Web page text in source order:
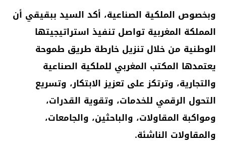
وبخصوص الملكية الصناعية، أكد السيد ببقيقي أن
المملكة المغربية تواصل تنفيذ استراتيجيتها
الوطنية من خلال تنزيل خارطة طريق طموحة
يعتمدها المكتب المغربي للملكية الصناعية
والتجارية، وترتكز على تعزيز الابتكار، وتسريع
التحول الرقمي للخدمات، وتقوية القدرات،
ومواكبة المقاولات، والباحثين، والجامعات،
والمقاولات الناشئة.